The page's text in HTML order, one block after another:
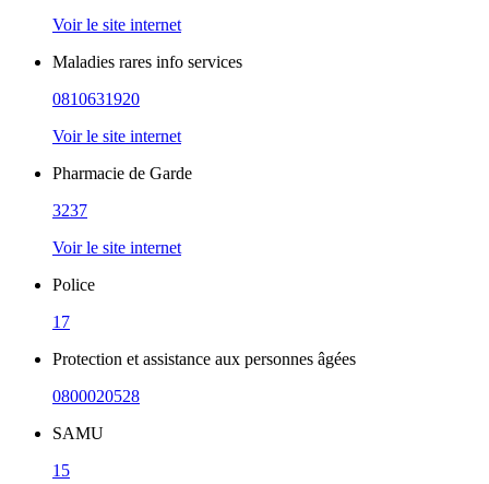
Voir le site internet
Maladies rares info services
0810631920
Voir le site internet
Pharmacie de Garde
3237
Voir le site internet
Police
17
Protection et assistance aux personnes âgées
0800020528
SAMU
15